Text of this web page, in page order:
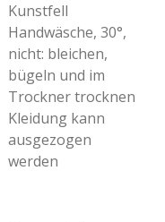
Kunstfell
Handwäsche, 30°,
nicht: bleichen,
bügeln und im
Trockner trocknen
Kleidung kann
ausgezogen
werden